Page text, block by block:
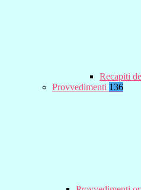
Recapiti
Provvedimenti 136